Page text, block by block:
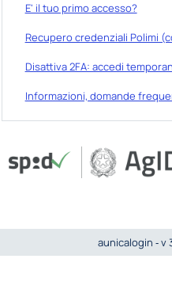
E' il tuo primo accesso?
Recupero credenziali Polimi
Disattiva 2FA: accedi
Informazioni, domande
aunicalogin ‐ v